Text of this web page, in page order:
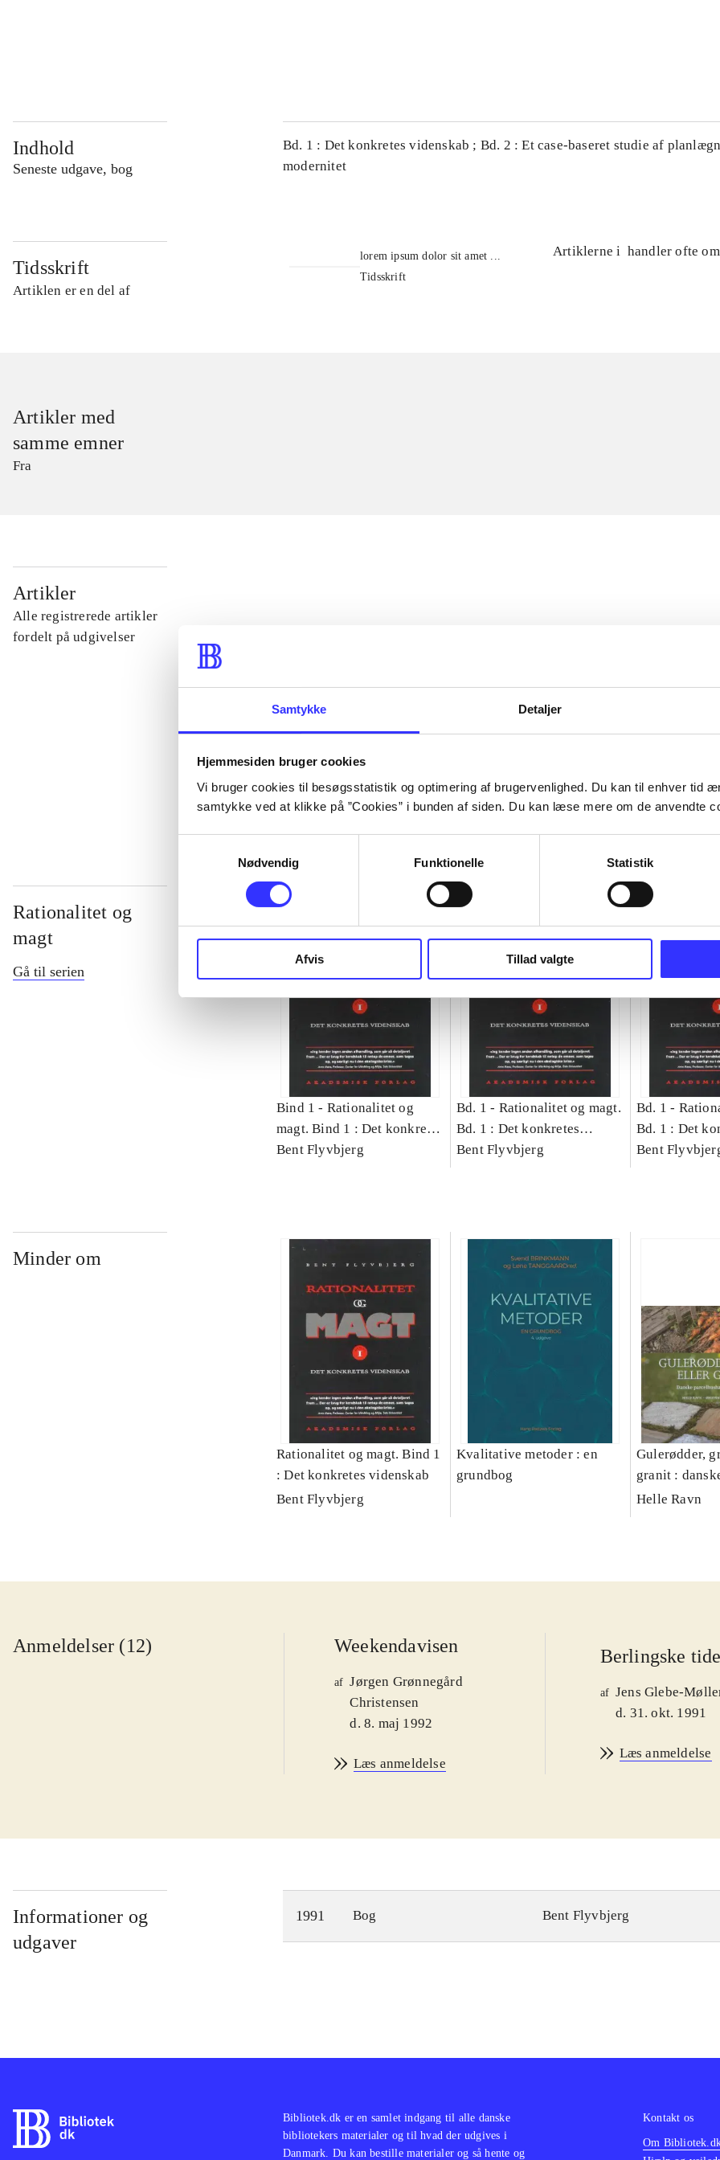
Samtykke Detaljer
Hjemmesiden bruger cookies
Vi bruger cookies til besøgsstatistik og optimering af brugervenlighed. Du kan til enhver tid
samtykke ved at klikke på ”Cookies” i bunden af siden. Du kan læse mere om de anvendte
Nødvendig
Funktionelle Statistik
Afvis Tillad valgte
Indhold
Seneste udgave, bog
Bd. 1 : Det konkretes videnskab ; Bd. 2 : Et case-baseret studie af
modernitet
Tidsskrift
Artiklen er en del af
lorem ipsum dolor sit amet ...
Tidsskrift
Artiklerne i handler ofte om
Artikler med
samme emner
Fra
Artikler
Alle registrerede artikler
fordelt på udgivelser
...
...
...
Rationalitet og
magt
Gå til serien
Bind 1 - Rationalitet og
magt. Bind 1 : Det konkretes
videnskab
Bent Flyvbjerg
Bd. 1 - Rationalitet og magt.
Bd. 1 : Det konkretes
videnskab
Bent Flyvbjerg
Bd. 1 -
Bd. 1 : Det
videnskab
Bent
Minder om
Rationalitet og magt. Bind 1
: Det konkretes videnskab
Bent Flyvbjerg
Kvalitative metoder : en
grundbog
Gulerødder,
granit :
Helle Ravn
Anmeldelser (12) Weekendavisen
af Jørgen Grønnegård
Christensen
d. 8. maj 1992
Læs anmeldelse
Berlingske
af Jens Glebe-
d. 31. okt. 1991
Læs anmeldelse
Informationer og
udgaver
1991 Bog Bent Flyvbjerg
Bibliotek.dk er en samlet indgang til alle danske
bibliotekers materialer og til hvad der udgives i
Danmark. Du kan bestille materialer og så hente og
Kontakt os
Om